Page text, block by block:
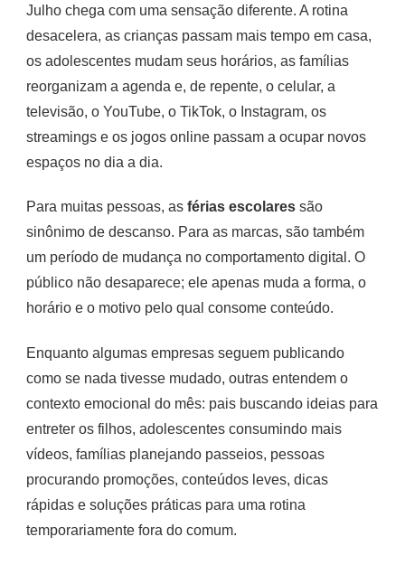
e
comportamento
digital:
como
consumo
de
em
julho
Julho chega com uma sensação diferente. A rotina
desacelera, as crianças passam mais tempo em casa,
os adolescentes mudam seus horários, as famílias
reorganizam a agenda e, de repente, o celular, a
televisão, o YouTube, o TikTok, o Instagram, os
streamings e os jogos online passam a ocupar novos
espaços no dia a dia.
Para muitas pessoas, as férias escolares são
sinônimo de descanso. Para as marcas, são também
um período de mudança no comportamento digital. O
público não desaparece; ele apenas muda a forma, o
horário e o motivo pelo qual consome conteúdo.
Enquanto algumas empresas seguem publicando
como se nada tivesse mudado, outras entendem o
contexto emocional do mês: pais buscando ideias para
entreter os filhos, adolescentes consumindo mais
vídeos, famílias planejando passeios, pessoas
procurando promoções, conteúdos leves, dicas
rápidas e soluções práticas para uma rotina
temporariamente fora do comum.